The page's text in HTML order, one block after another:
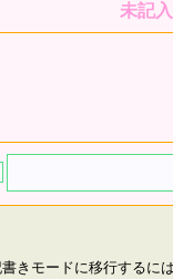
未記入
きモードに移行するに